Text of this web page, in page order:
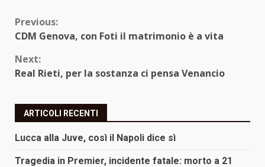
Continue
Previous:
CDM Genova, con Foti il matrimonio è a vita
Next:
Real Rieti, per la sostanza ci pensa Venancio
ARTICOLI RECENTI
Lucca alla Juve, così il Napoli dice sì
Tragedia in Premier, incidente fatale: morto a 21